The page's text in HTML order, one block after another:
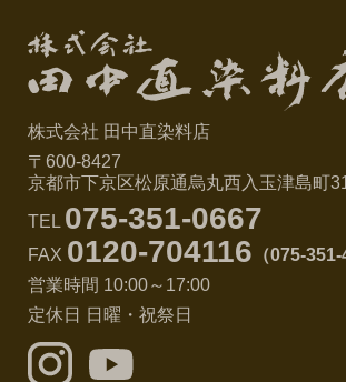
株式会社 田中直染料店
〒600-8427
京都市下京区松原通烏丸西入玉津島町
TEL 075-351-0667
FAX 0120-704116 （075-351-
営業時間 10:00～17:00
定休日 日曜・祝祭日